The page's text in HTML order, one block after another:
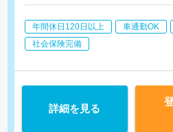
【生理検査】
心電図、血圧脈波、呼吸機能、
【その他】
年間休日120日以上 車通勤OK
社会保険完備
詳細を見る